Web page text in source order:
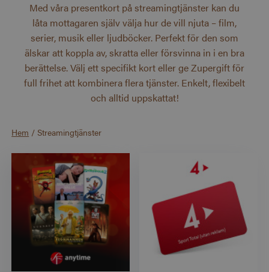
Med våra presentkort på streamingtjänster kan du
låta mottagaren själv välja hur de vill njuta – film,
serier, musik eller ljudböcker. Perfekt för den som
älskar att koppla av, skratta eller försvinna in i en bra
berättelse. Välj ett specifikt kort eller ge Zupergift för
full frihet att kombinera flera tjänster. Enkelt, flexibelt
och alltid uppskattat!
Hem /Streamingtjänster
Visar produkter i Streamingtjänster